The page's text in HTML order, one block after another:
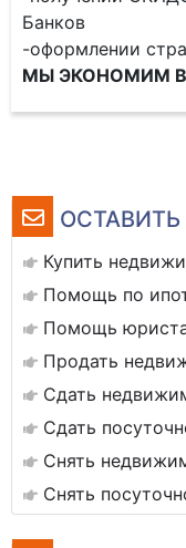
ОСТАВИТЬ
Купить
Помощь по
Помощь
Продать
Сдать
Сдать
Снять
Снять
Банков
-оформлении
МЫ ЭКОНОМИМ